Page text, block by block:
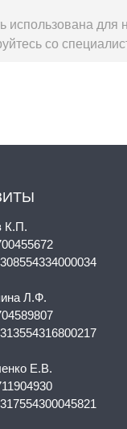
для
со
К.П.
Л.Ф.
Е.В.